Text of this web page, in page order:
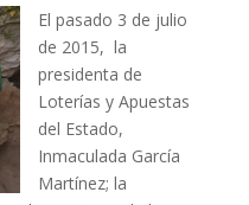
El pasado 3 de julio
de 2015, la
presidenta de
Loterías y Apuestas
del Estado,
Inmaculada García
Martínez; la